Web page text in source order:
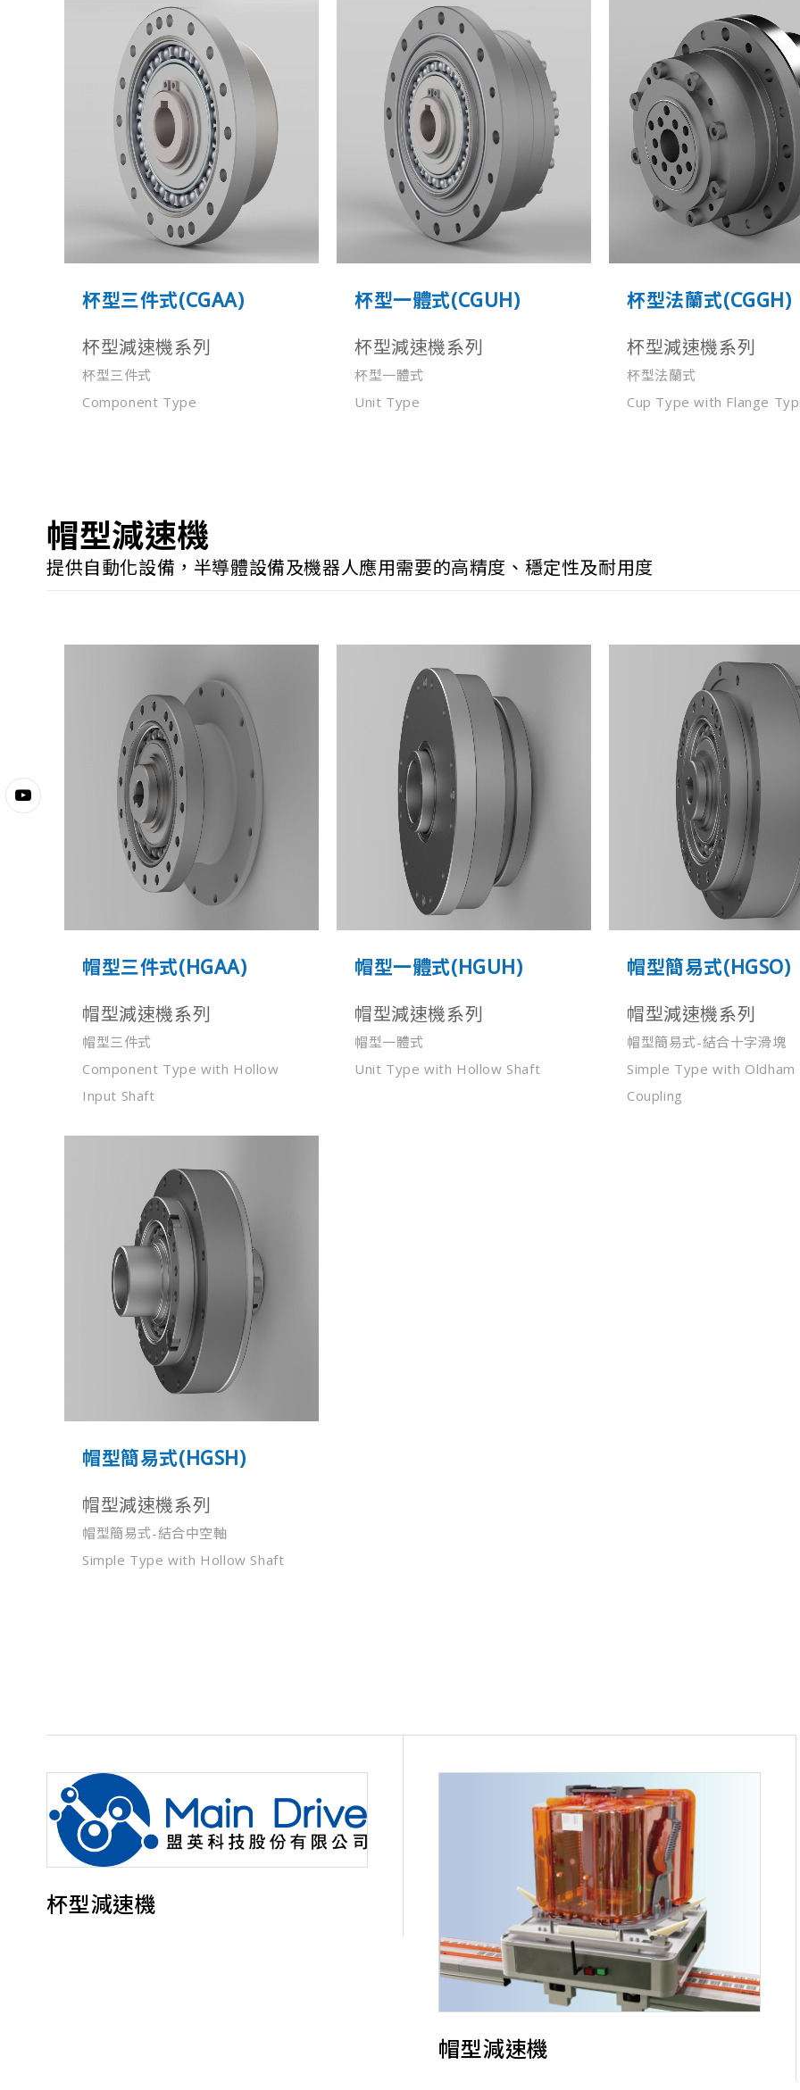
杯型三件式(CGAA)
杯型減速機系列
杯型三件式
Component Type
杯型一體式(CGUH)
杯型減速機系列
杯型一體式
Unit Type
杯型法蘭式(CGGH)
杯型減速機系列
杯型法蘭式
Cup Type with Flange
帽型減速機
提供自動化設備，半導體設備及機器人應用需要的高精度、穩定性及耐用度
帽型三件式(HGAA)
帽型減速機系列
帽型三件式
Component Type with Hollow
Input Shaft
帽型一體式(HGUH)
帽型減速機系列
帽型一體式
Unit Type with Hollow Shaft
帽型簡易式(HGSO)
帽型減速機系列
帽型簡易式-結合十字滑塊
Simple Type with Oldham
Coupling
帽型簡易式(HGSH)
帽型減速機系列
帽型簡易式-結合中空軸
Simple Type with Hollow Shaft
杯型減速機
帽型減速機